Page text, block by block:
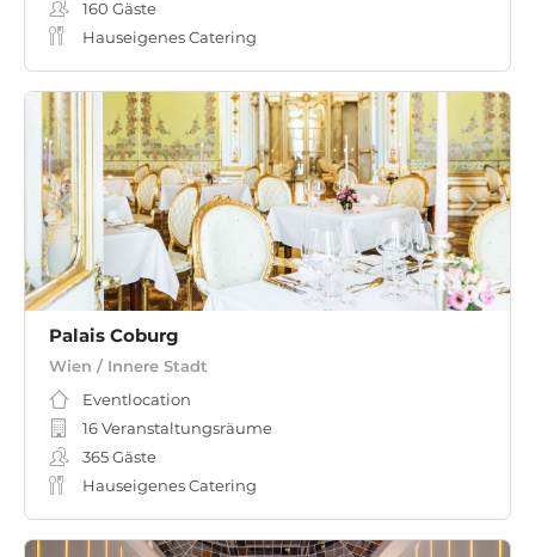
160 Gäste
Hauseigenes Catering
Palais Coburg
Wien / Innere Stadt
Eventlocation
16 Veranstaltungsräume
365Gäste
Hauseigenes Catering